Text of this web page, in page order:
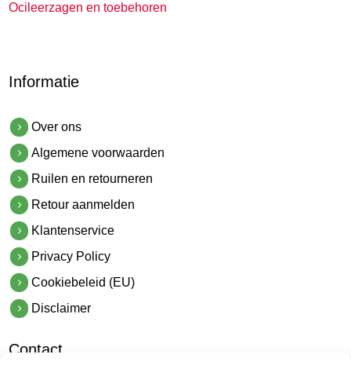
Ocileerzagen en toebehoren
Informatie
Over ons
Algemene voorwaarden
Ruilen en retourneren
Retour aanmelden
Klantenservice
Privacy Policy
Cookiebeleid (EU)
Disclaimer
Contact